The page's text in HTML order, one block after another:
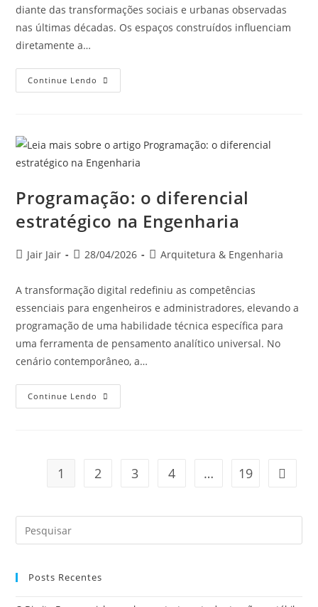
diante das transformações sociais e urbanas observadas
nas últimas décadas. Os espaços construídos influenciam
diretamente a…
Continue Lendo
Programação: o diferencial
estratégico na Engenharia
Jair Jair 28/04/2026 Arquitetura & Engenharia
A transformação digital redefiniu as competências
essenciais para engenheiros e administradores, elevando a
programação de uma habilidade técnica específica para
uma ferramenta de pensamento analítico universal. No
cenário contemporâneo, a…
Continue Lendo
1 2 3 4 … 19
Posts Recentes